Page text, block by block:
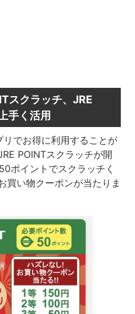
スクラッチ、JRE
手く活用
でお得に利用することが
POINTスクラッチが開
ポイントでスクラッチく
買い物クーポンが当たりま